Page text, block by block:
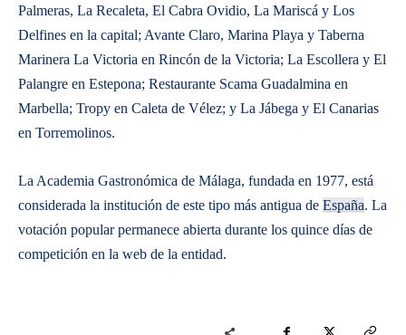
Palmeras, La Recaleta, El Cabra Ovidio, La Mariscá y Los
Delfines en la capital; Avante Claro, Marina Playa y Taberna
Marinera La Victoria en Rincón de la Victoria; La Escollera y El
Palangre en Estepona; Restaurante Scama Guadalmina en
Marbella; Tropy en Caleta de Vélez; y La Jábega y El Canarias
en Torremolinos.
La Academia Gastronómica de Málaga, fundada en 1977, está
considerada la institución de este tipo más antigua de España. La
votación popular permanece abierta durante los quince días de
competición en la web de la entidad.